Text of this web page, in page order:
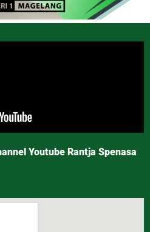
Youtube Rantja Spenasa